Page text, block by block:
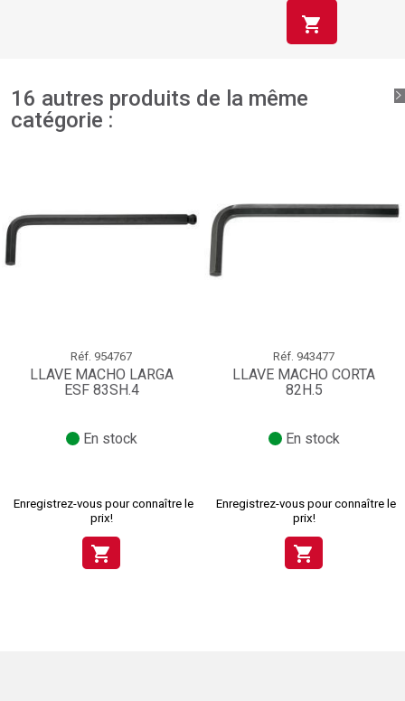
shopping_cart
16 autres produits de la même
catégorie :
Réf. 954767
LLAVE MACHO LARGA
ESF 83SH.4
En stock
Enregistrez-vous pour connaître le
prix!
shopping_cart
Réf. 943477
LLAVE MACHO CORTA
82H.5
En stock
Enregistrez-vous pour connaître le
prix!
shopping_cart